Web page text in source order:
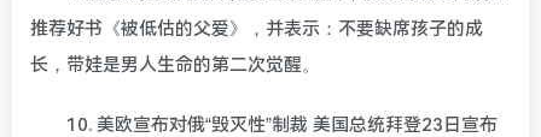
推荐好书《被低估的父爱》，并表示：不要缺席孩子的成
长，带娃是男人生命的第二次觉醒。
10. 美欧宣布对俄“毁灭性”制裁 美国总统拜登23日宣布